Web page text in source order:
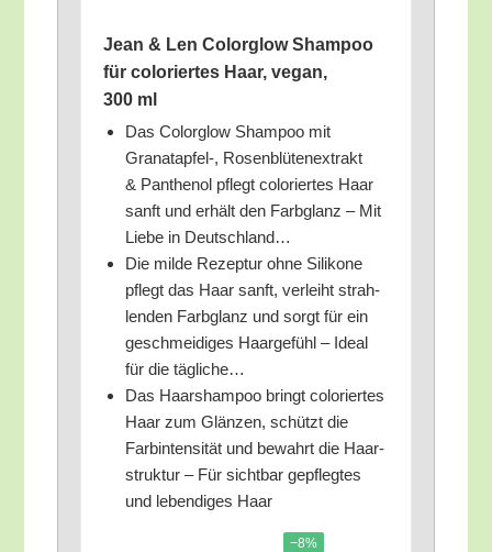
Jean & Len Color­glow Sham­poo
für colo­rier­tes Haar, vegan,
300 ml
Das Color­glow Sham­poo mit
Granatapfel‑, Rosen­blü­ten­ex­trakt
& Pan­the­nol pflegt colo­rier­tes Haar
sanft und erhält den Farb­glanz – Mit
Lie­be in Deutschland…
Die mil­de Rezep­tur ohne Sili­ko­ne
pflegt das Haar sanft, ver­leiht strah­
len­den Farb­glanz und sorgt für ein
geschmei­di­ges Haar­ge­fühl – Ide­al
für die tägliche…
Das Haar­sham­poo bringt colo­rier­tes
Haar zum Glän­zen, schützt die
Farb­in­ten­si­tät und bewahrt die Haar­
struk­tur – Für sicht­bar gepfleg­tes
und leben­di­ges Haar
−8%